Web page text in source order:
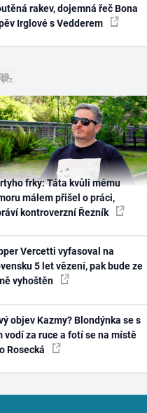
rakev, dojemná řeč Bona
Irglové s Vedderem
frky: Táta kvůli mému
málem přišel o práci,
kontroverzní Řezník
Vercetti vyfasoval na
5 let vězení, pak bude ze
vyhoštěn
objev Kazmy? Blondýnka se s
vodí za ruce a fotí se na místě
Rosecká